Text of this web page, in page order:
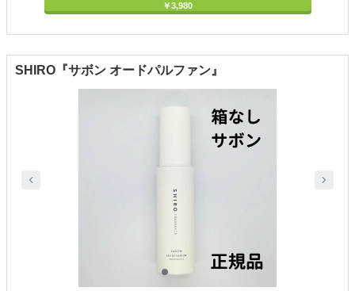
￥3,980
SHIRO『サボン オードパルファン』